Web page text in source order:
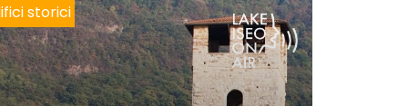
storici